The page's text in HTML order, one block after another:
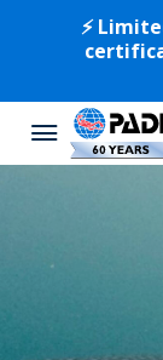
⚡️